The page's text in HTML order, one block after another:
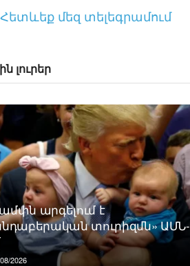
Հետևեք մեզ տելեգրամում
լուրեր
արգելում է
տուրիզմն» ԱՄՆ-
2026